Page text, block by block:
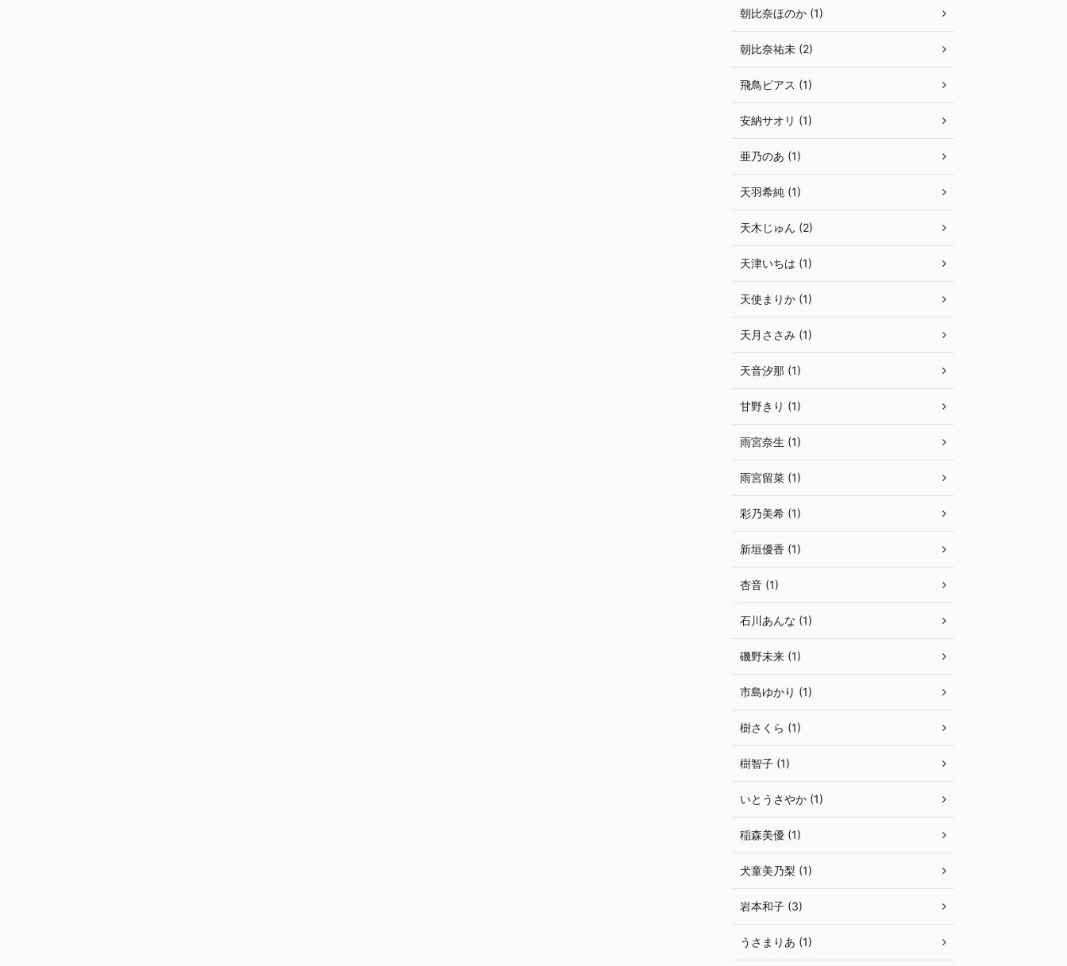
朝比奈ほのか (1)
朝比奈祐未 (2)
飛鳥ピアス (1)
安納サオリ (1)
亜乃のあ (1)
天羽希純 (1)
天木じゅん (2)
天津いちは (1)
天使まりか (1)
天月ささみ (1)
天音汐那 (1)
甘野きり (1)
雨宮奈生 (1)
雨宮留菜 (1)
彩乃美希 (1)
新垣優香 (1)
杏音 (1)
石川あんな (1)
磯野未来 (1)
市島ゆかり (1)
樹さくら (1)
樹智子 (1)
いとうさやか (1)
稲森美優 (1)
犬童美乃梨 (1)
岩本和子 (3)
うさまりあ (1)